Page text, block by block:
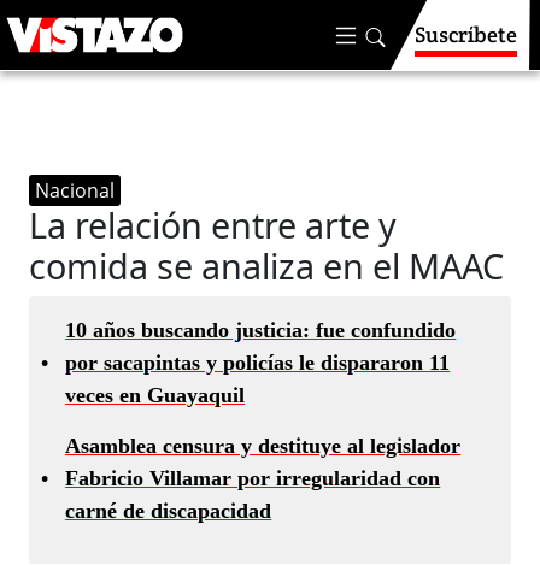
Suscríbete
Nacional
La relación entre arte y
comida se analiza en el MAAC
•
10 años buscando justicia: fue confundido
por sacapintas y policías le dispararon 11
veces en Guayaquil
•
Asamblea censura y destituye al legislador
Fabricio Villamar por irregularidad con
carné de discapacidad